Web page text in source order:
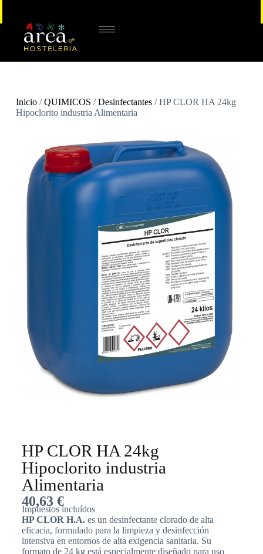
Inicio/QUIMICOS /Desinfectantes/ HP CLOR HA 24kg
Hipoclorito industria Alimentaria
HP CLOR HA 24kg
Hipoclorito industria
Alimentaria
40,63 €
Impuestos incluídos
HP CLOR H.A.es un desinfectante clorado de alta
eficacia, formulado para la limpieza y desinfección
intensiva en entornos de alta exigencia sanitaria. Su
formato de 24 kg está especialmente diseñado para uso